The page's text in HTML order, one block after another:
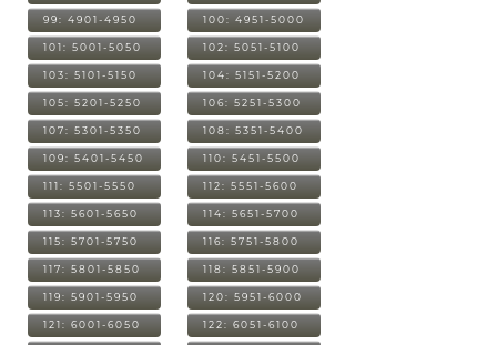
99: 4901-4950 100: 4951-5000
101: 5001-5050 102: 5051-5100
103: 5101-5150 104: 5151-5200
105: 5201-5250 106: 5251-5300
107: 5301-5350 108: 5351-5400
109: 5401-5450 110: 5451-5500
111: 5501-5550 112: 5551-5600
113: 5601-5650 114: 5651-5700
115: 5701-5750 116: 5751-5800
117: 5801-5850 118: 5851-5900
119: 5901-5950 120: 5951-6000
121: 6001-6050 122: 6051-6100